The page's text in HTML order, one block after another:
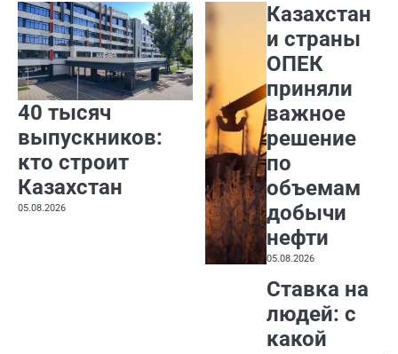
40 тысяч
выпускников:
кто строит
Казахстан
05.08.2026
Казахстан
и страны
ОПЕК
приняли
важное
решение
по
объемам
добычи
нефти
05.08.2026
Ставка на
людей: с
какой